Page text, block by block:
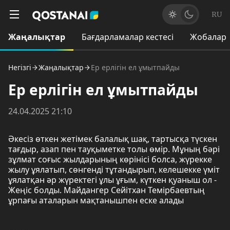
RU
Жаңалықтар Бағдарламалар кестесі Жобалар
Негізгі Жаңалықтар Ер ерлігін ел ұмытпайды
Ер ерлігін ел ұмытпайды
24.04.2025 21:10
Әкесіз өткен жетімек балалық шақ, тартысқа түскен
тағдыр, азап пен тауқыметке толы өмір. Мұның бәрі
зұлмат соғыс жылдарының көрінісі болса, жүрекке
жылу ұялатып, сөнгенді тұтандырып, келешекке үміт
ұялатқан әр жүректегі ұлы ұғым, күткен қуаныш ол -
Жеңіс болды. Майдангер Сейітхан Темірбаевтың
ұрпағы аталарын мақтанышпен еске алады